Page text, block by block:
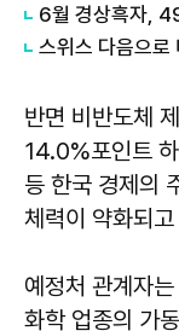
6월 경상흑자,
반면 비반도체
14.0%포인트
등 한국 경제의
체력이 약화되
예정처 관계자
화학 업종의 가